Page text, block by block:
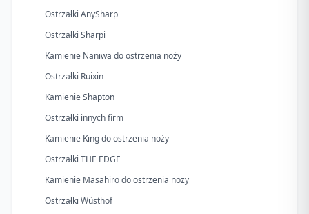
Ostrzałki AnySharp
Ostrzałki Sharpi
Kamienie Naniwa do ostrzenia noży
Ostrzałki Ruixin
Kamienie Shapton
Ostrzałki innych firm
Kamienie King do ostrzenia noży
Ostrzałki THE EDGE
Kamienie Masahiro do ostrzenia noży
Ostrzałki Wüsthof